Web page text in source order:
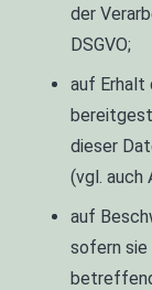
der
DSGVO;
auf Erhalt
dieser
(vgl. auch
auf
sofern sie